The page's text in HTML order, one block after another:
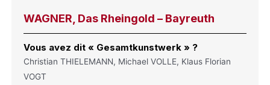
WAGNER, Das Rheingold – Bayreuth
Vous avez dit « Gesamtkunstwerk » ?
Christian THIELEMANN, Michael VOLLE, Klaus Florian
VOGT